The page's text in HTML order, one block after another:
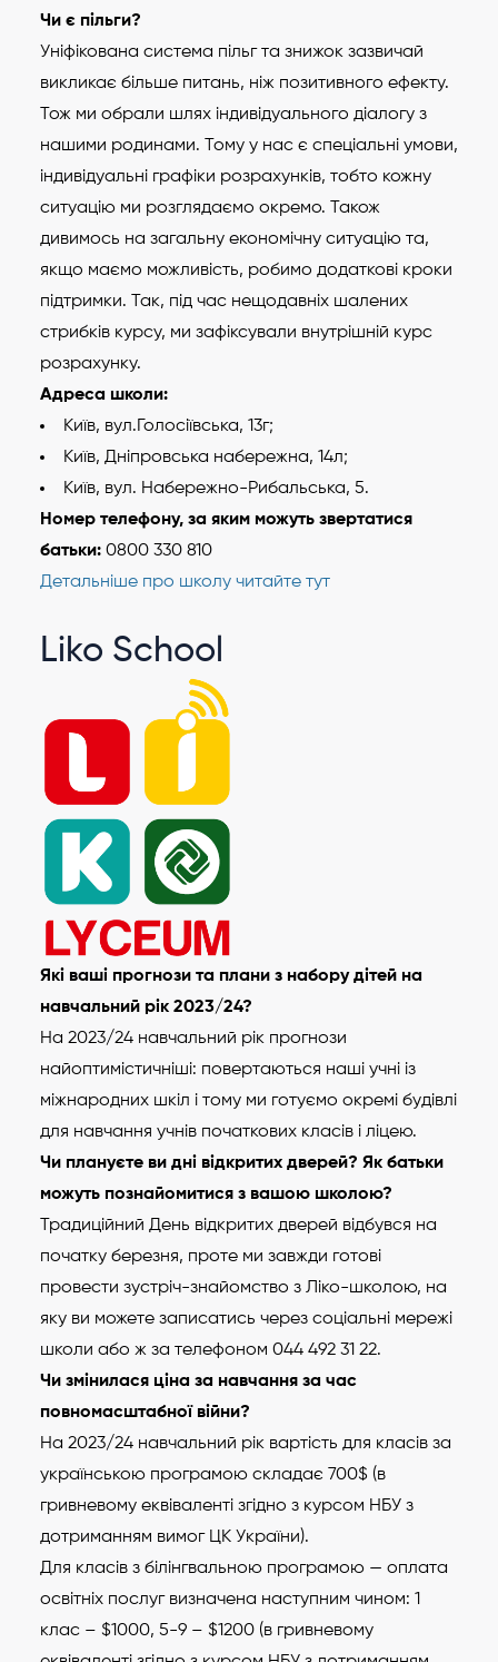
Чи є пільги?
Уніфікована система пільг та знижок зазвичай
викликає більше питань, ніж позитивного ефекту.
Тож ми обрали шлях індивідуального діалогу з
нашими родинами. Тому у нас є спеціальні умови,
індивідуальні графіки розрахунків, тобто кожну
ситуацію ми розглядаємо окремо. Також
дивимось на загальну економічну ситуацію та,
якщо маємо можливість, робимо додаткові кроки
підтримки. Так, під час нещодавніх шалених
стрибків курсу, ми зафіксували внутрішній курс
розрахунку.
Адреса школи:
Київ, вул.Голосіївська, 13г;
Київ, Дніпровська набережна, 14л;
Київ, вул. Набережно-Рибальська, 5.
Номер телефону, за яким можуть звертатися
батьки: 0800 330 810
Детальніше про школу читайте тут
Liko School
Які ваші прогнози та плани з набору дітей на
навчальний рік 2023/24?
На 2023/24 навчальний рік прогнози
найоптимістичніші: повертаються наші учні із
міжнародних шкіл і тому ми готуємо окремі будівлі
для навчання учнів початкових класів і ліцею.
Чи плануєте ви дні відкритих дверей? Як батьки
можуть познайомитися з вашою школою?
Традиційний День відкритих дверей відбувся на
початку березня, проте ми завжди готові
провести зустріч-знайомство з Ліко-школою, на
яку ви можете записатись через соціальні мережі
школи або ж за телефоном 044 492 31 22.
Чи змінилася ціна за навчання за час
повномасштабної війни?
На 2023/24 навчальний рік вартість для класів за
українською програмою складає 700$ (в
гривневому еквіваленті згідно з курсом НБУ з
дотриманням вимог ЦК України).
Для класів з білінгвальною програмою — оплата
освітніх послуг визначена наступним чином: 1
клас – $1000, 5-9 – $1200 (в гривневому